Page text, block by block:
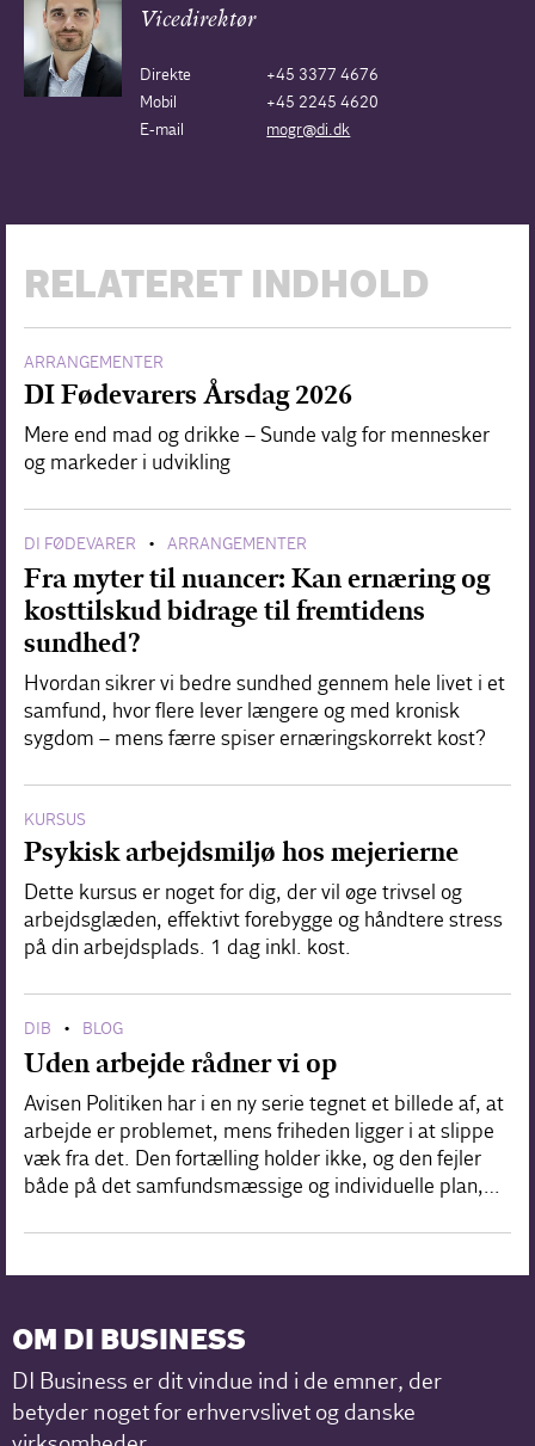
Vicedirektør
Direkte
+45 3377 4676
Mobil
+45 2245 4620
E-mail
mogr@di.dk
RELATERET INDHOLD
ARRANGEMENTER
DI Fødevarers Årsdag 2026
Mere end mad og drikke – Sunde valg for mennesker
og markeder i udvikling
DI FØDEVARER • ARRANGEMENTER
Fra myter til nuancer: Kan ernæring og
kosttilskud bidrage til fremtidens
sundhed?
Hvordan sikrer vi bedre sundhed gennem hele livet i et
samfund, hvor flere lever længere og med kronisk
sygdom – mens færre spiser ernæringskorrekt kost?
KURSUS
Psykisk arbejdsmiljø hos mejerierne
Dette kursus er noget for dig, der vil øge trivsel og
arbejdsglæden, effektivt forebygge og håndtere stress
på din arbejdsplads. 1 dag inkl. kost.
DIB • BLOG
Uden arbejde rådner vi op
Avisen Politiken har i en ny serie tegnet et billede af, at
arbejde er problemet, mens friheden ligger i at slippe
væk fra det. Den fortælling holder ikke, og den fejler
både på det samfundsmæssige og individuelle plan,…
OM DI BUSINESS
DI Business er dit vindue ind i de emner, der
betyder noget for erhvervslivet og danske